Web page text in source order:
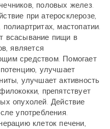
половых желез.
при атеросклерозе,
мастопатии.
всасывание пищи в
является
средством. Помогает
улучшает
улучшает активность
препятствует
опухолей. Действие
употребления.
клеток печени,